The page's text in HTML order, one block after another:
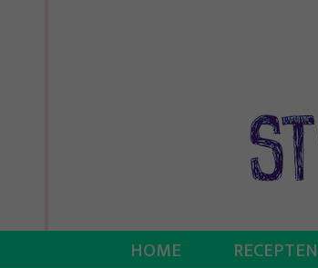
HOME RECEPTEN